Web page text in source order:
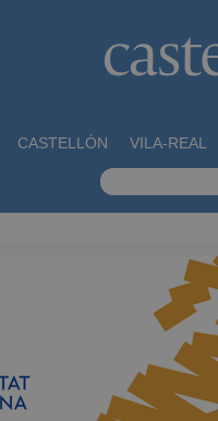
CASTELLÓN VILA-REAL